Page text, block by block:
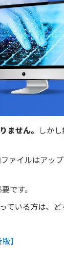
ません。 しか
ァイルはアッ
です。
ている方は、
】